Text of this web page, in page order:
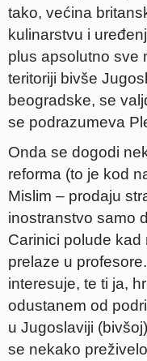
tako, većina
kulinarstvu i
plus apsolutno sve
teritoriji bivše
beogradske, se
se podrazumeva
Onda se dogodi
reforma (to je kod
Mislim – prodaju
inostranstvo samo
Carinici polude kad
prelaze u
interesuje, te ti ja,
odustanem od
u Jugoslaviji
se nekako